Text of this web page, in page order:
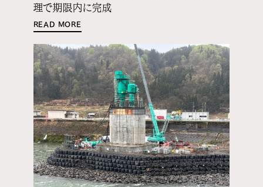
理で期限内に完成
READ MORE